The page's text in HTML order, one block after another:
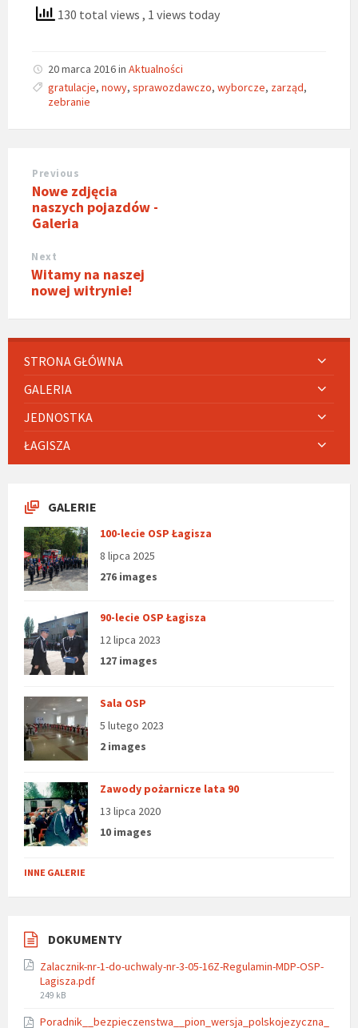
130 total views , 1 views today
20 marca 2016in Aktualności
gratulacje, nowy, sprawozdawczo, wyborcze, zarząd,
zebranie
Previous
Nowe zdjęcia
naszych pojazdów -
Galeria
Next
Witamy na naszej
nowej witrynie!
STRONA GŁÓWNA
GALERIA
JEDNOSTKA
ŁAGISZA
GALERIE
100-lecie OSP Łagisza
8 lipca 2025
276 images
90-lecie OSP Łagisza
12 lipca 2023
127 images
Sala OSP
5 lutego 2023
2 images
Zawody pożarnicze lata 90
13 lipca 2020
10 images
INNE GALERIE
DOKUMENTY
Zalacznik-nr-1-do-uchwaly-nr-3-05-16Z-Regulamin-MDP-OSP-
Lagisza.pdf
File
249 kB
Poradnik__bezpieczenstwa__pion_wersja_polskojezyczna_